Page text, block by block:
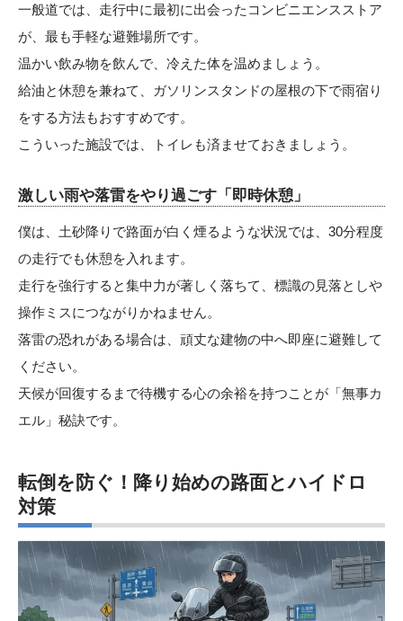
一般道では、走行中に最初に出会ったコンビニエンスストア
が、最も手軽な避難場所です。
温かい飲み物を飲んで、冷えた体を温めましょう。
給油と休憩を兼ねて、ガソリンスタンドの屋根の下で雨宿り
をする方法もおすすめです。
こういった施設では、トイレも済ませておきましょう。
激しい雨や落雷をやり過ごす「即時休憩」
僕は、土砂降りで路面が白く煙るような状況では、30分程度
の走行でも休憩を入れます。
走行を強行すると集中力が著しく落ちて、標識の見落としや
操作ミスにつながりかねません。
落雷の恐れがある場合は、頑丈な建物の中へ即座に避難して
ください。
天候が回復するまで待機する心の余裕を持つことが「無事カ
エル」秘訣です。
転倒を防ぐ！降り始めの路面とハイドロ
対策